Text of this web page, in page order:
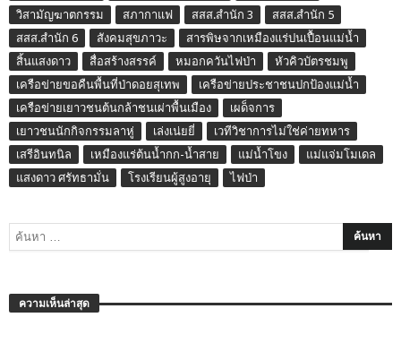
วิสามัญฆาตกรรม
สภากาแฟ สสส.สำนัก 3
สสส.สำนัก 5
สสส.สำนัก 6
สังคมสุขภาวะ
สารพิษจากเหมืองแร่ปนเปื้อนแม่น้ำ
สิ้นแสงดาว
สื่อสร้างสรรค์ หมอกควันไฟป่า
หัวคิวบัตรชมพู
เครือข่ายขอคืนพื้นที่ป่าดอยสุเทพ
เครือข่ายประชาชนปกป้องแม่น้ำ
เครือข่ายเยาวชนต้นกล้าชนเผ่าพื้นเมือง
เผด็จการ
เยาวชนนักกิจกรรมลาหู่
เล่งเน่ยยี่
เวทีวิชาการไม่ใช่ค่ายทหาร
เสรีอินทนิล
เหมืองแร่ต้นน้ำกก-น้ำสาย แม่น้ำโขง
แม่แจ่มโมเดล
แสงดาว ศรัทธามั่น
โรงเรียนผู้สูงอายุ ไฟป่า
ความเห็นล่าสุด